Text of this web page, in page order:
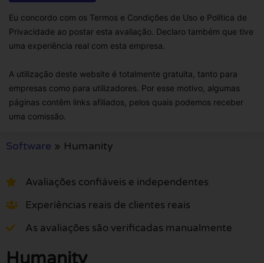
Eu concordo com os Termos e Condições de Uso e Política de
Privacidade ao postar esta avaliação. Declaro também que tive
uma experiência real com esta empresa.
A utilização deste website é totalmente gratuita, tanto para
empresas como para utilizadores. Por esse motivo, algumas
páginas contêm links afiliados, pelos quais podemos receber
uma comissão.
Software » Humanity
Avaliações confiáveis e independentes
Experiências reais de clientes reais
As avaliações são verificadas manualmente
Humanity